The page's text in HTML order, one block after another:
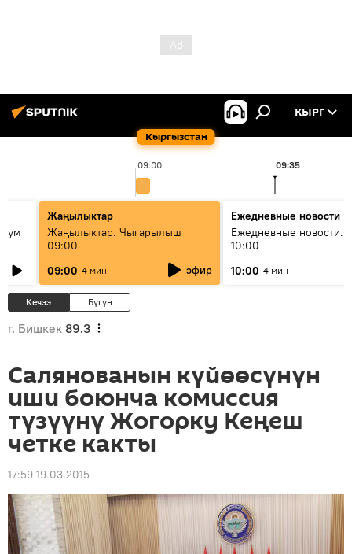
Кыргызстан
КЫРГ
09:00 09:35
Жаңылыктар
Жаңылыктар. Чыгарылыш
09:00
09:00 4 мин эфир
Ежедневные новости
Ежедневные новости.
10:00
10:00 4 мин
Кечээ Бүгүн
г. Бишкек 89.3
Салянованын күйөөсүнүн
иши боюнча комиссия
түзүүнү Жогорку Кеңеш
четке какты
17:59 19.03.2015